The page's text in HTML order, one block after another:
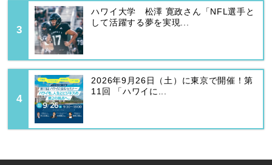
ハワイ大学 松澤 寛政さん「NFL選手と
して活躍する夢を実現...
2026年9月26日（土）に東京で開催！第
11回 「ハワイに...